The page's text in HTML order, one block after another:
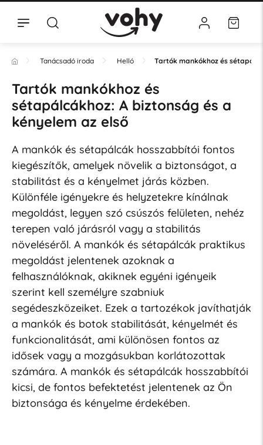
Tanácsadó iroda Helló Tartók mankókhoz és
Tartók mankókhoz és
sétapálcákhoz: A biztonság és a
kényelem az első
A mankók és sétapálcák hosszabbítói fontos
kiegészítők, amelyek növelik a biztonságot, a
stabilitást és a kényelmet járás közben.
Különféle igényekre és helyzetekre kínálnak
megoldást, legyen szó csúszós felületen, nehéz
terepen való járásról vagy a stabilitás
növeléséről. A mankók és sétapálcák praktikus
megoldást jelentenek azoknak a
felhasználóknak, akiknek egyéni igényeik
szerint kell személyre szabniuk
segédeszközeiket. Ezek a tartozékok javíthatják
a mankók és botok stabilitását, kényelmét és
funkcionalitását, ami különösen fontos az
idősek vagy a mozgásukban korlátozottak
számára. A mankók és sétapálcák hosszabbítói
kicsi, de fontos befektetést jelentenek az Ön
biztonsága és kényelme érdekében.